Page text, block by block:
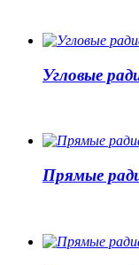
Угловые
Прямые